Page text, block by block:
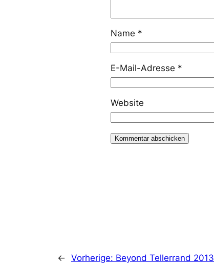
Name *
E-Mail-Adresse *
Website
← Vorherige: Beyond Tellerrand 2013